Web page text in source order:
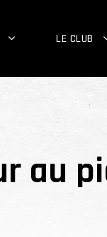
LE CLUB
au